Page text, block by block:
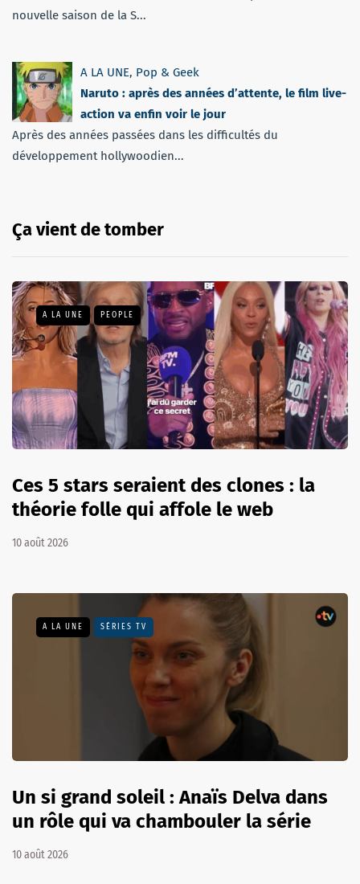
nouvelle saison de la S...
A LA UNE, Pop & Geek
Naruto : après des années d’attente, le film live-
action va enfin voir le jour
Après des années passées dans les difficultés du
développement hollywoodien...
Ça vient de tomber
A LA UNE PEOPLE
Ces 5 stars seraient des clones : la
théorie folle qui affole le web
10 août 2026
A LA UNE SÉRIES TV
Un si grand soleil : Anaïs Delva dans
un rôle qui va chambouler la série
10 août 2026